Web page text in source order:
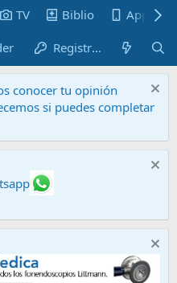
TV Biblio Apps
Registrarse
conocer tu opinión
si puedes completar